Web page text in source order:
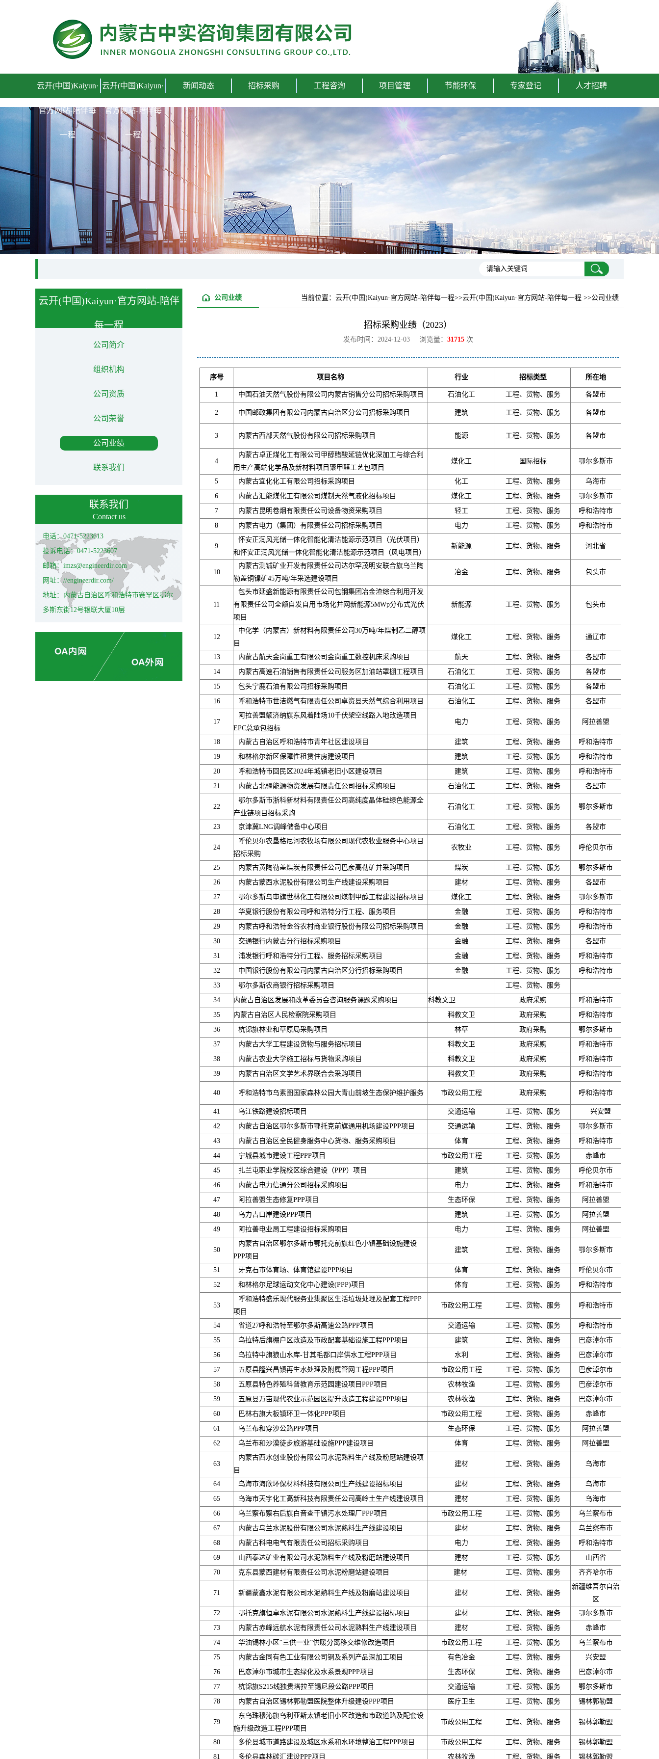
云开(中国)Kaiyun·
官方网站-陪伴每
一程
云开(中国)Kaiyun·
官方网站-陪伴每
一程
新闻动态 招标采购 工程咨询 项目管理 节能环保 专家登记 人才招聘
云开(中国)Kaiyun·官方网站-陪伴
每一程
About us
公司简介
组织机构
公司资质
公司荣誉
公司业绩
联系我们
联系我们
Contact us
电话：0471-5223613
投诉电话：0471-5223607
邮箱：imzs@engineerdir.com
网址：//engineerdir.com/
地址：内蒙古自治区呼和浩特市赛罕区鄂尔
多斯东街12号银联大厦10层
当前位置： 云开(中国)Kaiyun·官方网站-陪伴每一程>>云开(中国)Kaiyun·官方网站-陪伴每一程 >>公司业绩
公司业绩
招标采购业绩（2023）
发布时间：2024-12-03 浏览量： 31715次
序号 项目名称 行业 招标类型 所在地
1 中国石油天然气股份有限公司内蒙古销售分公司招标采购项目 石油化工 工程、货物、服务 各盟市
2 中国邮政集团有限公司内蒙古自治区分公司招标采购项目 建筑 工程、货物、服务 各盟市
3 内蒙古西部天然气股份有限公司招标采购项目 能源 工程、货物、服务 各盟市
4
内蒙古卓正煤化工有限公司甲醇醋酸延链优化深加工与综合利
用生产高端化学品及新材料项目聚甲醛工艺包项目
煤化工 国际招标 鄂尔多斯市
5 内蒙古宜化化工有限公司招标采购项目 化工 工程、货物、服务
乌海市
6
内蒙古汇能煤化工有限公司煤制天然气液化招标项目 煤化工 工程、货物、服务
鄂尔多斯市
7
内蒙古昆明卷烟有限责任公司设备物资采购项目 轻工 工程、货物、服务
呼和浩特市
8
内蒙古电力（集团）有限责任公司招标采购项目 电力 工程、货物、服务 呼和浩特市
9
怀安正润风光储一体化智能化清洁能源示范项目（光伏项目）
和怀安正润风光储一体化智能化清洁能源示范项目（风电项目）
新能源 工程、货物、服务 河北省
10
内蒙古测铖矿业开发有限责任公司达尔罕茂明安联合旗乌兰陶
勒盖铜镍矿45万吨/年采选建设项目
冶金 工程、货物、服务 包头市
11
包头市延盛新能源有限责任公司包钢集团冶金渣综合利用开发
有限责任公司全额自发自用市场化并网新能源5MWp分布式光伏
项目
新能源 工程、货物、服务 包头市
12
中化学（内蒙古）新材料有限责任公司30万吨/年煤制乙二醇项
目
煤化工 工程、货物、服务 通辽市
13 内蒙古航天金岗重工有限公司金岗重工数控机床采购项目 航天 工程、货物、服务
各盟市
14
内蒙古高速石油销售有限责任公司服务区加油站罩棚工程项目 石油化工 工程、货物、服务
各盟市
15
包头宁鹿石油有限公司招标采购项目 石油化工 工程、货物、服务
各盟市
16
呼和浩特市世洁燃气有限责任公司卓资县天然气综合利用项目 石油化工 工程、货物、服务 各盟市
17
阿拉善盟额济纳旗东风着陆场10千伏架空线路入地改造项目
EPC总承包招标
电力 工程、货物、服务 阿拉善盟
18 内蒙古自治区呼和浩特市青年社区建设项目 建筑 工程、货物、服务
呼和浩特市
19
和林格尔新区保障性租赁住房建设项目 建筑 工程、货物、服务
呼和浩特市
20
呼和浩特市回民区2024年城镇老旧小区建设项目 建筑 工程、货物、服务
呼和浩特市
21
内蒙古北疆能源物资发展有限责任公司招标采购项目 石油化工 工程、货物、服务 各盟市
22
鄂尔多斯市浙科新材料有限责任公司高纯度晶体硅绿色能源全
产业链项目招标采购
石油化工 工程、货物、服务 鄂尔多斯市
23 京津冀LNG调峰储备中心项目 石油化工 工程、货物、服务 各盟市
24
呼伦贝尔农垦格尼河农牧场有限公司现代农牧业服务中心项目
招标采购
农牧业 工程、货物、服务 呼伦贝尔市
25 内蒙古黄陶勒盖煤炭有限责任公司巴彦高勒矿井采购项目 煤炭 工程、货物、服务
鄂尔多斯市
26
内蒙古蒙西水泥股份有限公司生产线建设采购项目 建材 工程、货物、服务
各盟市
27
鄂尔多斯乌审旗世林化工有限公司煤制甲醇工程建设招标项目 煤化工 工程、货物、服务
鄂尔多斯市
28
华夏银行股份有限公司呼和浩特分行工程、服务项目 金融 工程、货物、服务
呼和浩特市
29
内蒙古呼和浩特金谷农村商业银行股份有限公司招标采购项目 金融 工程、货物、服务
呼和浩特市
30
交通银行内蒙古分行招标采购项目 金融 工程、货物、服务
各盟市
31
浦发银行呼和浩特分行工程、服务招标采购项目 金融 工程、货物、服务
呼和浩特市
32
中国银行股份有限公司内蒙古自治区分行招标采购项目 金融 工程、货物、服务
呼和浩特市
33
鄂尔多斯农商银行招标采购项目
工程、货物、服务
34
内蒙古自治区发展和改革委员会咨询服务课题采购项目 科教文卫 政府采购
呼和浩特市
35
内蒙古自治区人民检察院采购项目 科教文卫 政府采购
呼和浩特市
36
杭锦旗林业和草原局采购项目 林草 政府采购
鄂尔多斯市
37
内蒙古大学工程建设货物与服务招标项目 科教文卫 政府采购
呼和浩特市
38
内蒙古农业大学施工招标与货物采购项目 科教文卫 政府采购
呼和浩特市
39
内蒙古自治区文学艺术界联合会采购项目 科教文卫 政府采购 呼和浩特市
40 呼和浩特市乌素图国家森林公园大青山前坡生态保护维护服务 市政公用工程 政府采购 呼和浩特市
41 乌江铁路建设招标项目 交通运输 工程、货物、服务
兴安盟
42
内蒙古自治区鄂尔多斯市鄂托克前旗通用机场建设PPP项目 交通运输 工程、货物、服务
鄂尔多斯市
43
内蒙古自治区全民健身服务中心货物、服务采购项目 体育 工程、货物、服务
呼和浩特市
44
宁城县城市建设工程PPP项目 市政公用工程 工程、货物、服务
赤峰市
45
扎兰屯职业学院校区综合建设（PPP）项目 建筑 工程、货物、服务
呼伦贝尔市
46
内蒙古电力信通分公司招标采购项目 电力 工程、货物、服务
呼和浩特市
47
阿拉善盟生态修复PPP项目 生态环保 工程、货物、服务
阿拉善盟
48
乌力吉口岸建设PPP项目 建筑 工程、货物、服务
阿拉善盟
49
阿拉善电业局工程建设招标采购项目 电力 工程、货物、服务 阿拉善盟
50
内蒙古自治区鄂尔多斯市鄂托克前旗红色小镇基础设施建设
PPP项目
建筑 工程、货物、服务 鄂尔多斯市
51 牙克石市体育场、体育馆建设PPP项目 体育 工程、货物、服务
呼伦贝尔市
52
和林格尔足球运动文化中心建设(PPP)项目 体育 工程、货物、服务 呼和浩特市
53
呼和浩特盛乐现代服务业集聚区生活垃圾处理及配套工程PPP
项目
市政公用工程 工程、货物、服务 呼和浩特市
54 省道27呼和浩特至鄂尔多斯高速公路PPP项目 交通运输 工程、货物、服务
呼和浩特市
55
乌拉特后旗棚户区改造及市政配套基础设施工程PPP项目 建筑 工程、货物、服务
巴彦淖尔市
56
乌拉特中旗狼山水库-甘其毛都口岸供水工程PPP项目 水利 工程、货物、服务
巴彦淖尔市
57
五原县隆兴昌镇再生水处理及附属管网工程PPP项目 市政公用工程 工程、货物、服务
巴彦淖尔市
58
五原县特色养殖科普教育示范园建设项目PPP项目 农林牧渔 工程、货物、服务
巴彦淖尔市
59
五原县万亩现代农业示范园区提升改造工程建设PPP项目 农林牧渔 工程、货物、服务
巴彦淖尔市
60
巴林右旗大板镇环卫一体化PPP项目 市政公用工程 工程、货物、服务
赤峰市
61
乌兰布和穿沙公路PPP项目 生态环保 工程、货物、服务
阿拉善盟
62
乌兰布和沙漠徒步旅游基础设施PPP建设项目 体育 工程、货物、服务 阿拉善盟
63
内蒙古西水创业股份有限公司水泥熟料生产线及粉磨站建设项
目
建材 工程、货物、服务 乌海市
64 乌海市海欣环保材料科技有限公司生产线建设招标项目 建材 工程、货物、服务
乌海市
65
乌海市天宇化工高新科技有限责任公司高岭土生产线建设项目 建材 工程、货物、服务
乌海市
66
乌兰察布察右后旗白音查干镇污水处理厂PPP项目 市政公用工程 工程、货物、服务
乌兰察布市
67
内蒙古乌兰水泥股份有限公司水泥熟料生产线建设项目 建材 工程、货物、服务
乌兰察布市
68
内蒙古科电电气有限责任公司招标采购项目 电力 工程、货物、服务
呼和浩特市
69
山西泰达矿业有限公司水泥熟料生产线及粉磨站建设项目 建材 工程、货物、服务
山西省
70
克东县蒙西建材有限责任公司水泥粉磨站建设项目 建材 工程、货物、服务 齐齐哈尔市
71 新疆蒙鑫水泥有限公司水泥熟料生产线及粉磨站建设项目 建材 工程、货物、服务
新疆维吾尔自治
区
72
鄂托克旗恒卓水泥有限公司水泥熟料生产线建设招标项目 建材 工程、货物、服务
鄂尔多斯市
73
内蒙古赤峰远航水泥有限责任公司水泥熟料生产线建设项目 建材 工程、货物、服务
赤峰市
74
华油锡林小区“三供一业”供暖分离移交维修改造项目 市政公用工程 工程、货物、服务
乌兰察布市
75
内蒙古金同有色工业有限公司铜及系列产品深加工项目 有色冶金 工程、货物、服务
兴安盟
76
巴彦淖尔市城市生态绿化及水系景观PPP项目 生态环保 工程、货物、服务
巴彦淖尔市
77
杭锦旗S215线独贵塔拉至锡尼段公路PPP项目 交通运输 工程、货物、服务
鄂尔多斯市
78
内蒙古自治区锡林郭勒盟医院整体升级建设PPP项目 医疗卫生 工程、货物、服务 锡林郭勒盟
79
东乌珠穆沁旗乌利亚斯太镇老旧小区改造和市政道路及配套设
施升级改造工程PPP项目
市政公用工程 工程、货物、服务 锡林郭勒盟
80 多伦县城市道路建设及城区水系和水环境整治工程PPP项目 市政公用工程 工程、货物、服务
锡林郭勒盟
81
多伦县森林碳汇建设PPP项目 农林牧渔 工程、货物、服务 锡林郭勒盟